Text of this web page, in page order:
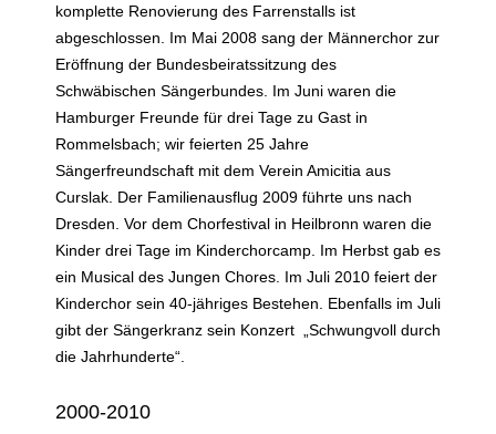
komplette Renovierung des Farrenstalls ist
abgeschlossen. Im Mai 2008 sang der Männerchor zur
Eröffnung der Bundesbeiratssitzung des
Schwäbischen Sängerbundes. Im Juni waren die
Hamburger Freunde für drei Tage zu Gast in
Rommelsbach; wir feierten 25 Jahre
Sängerfreundschaft mit dem Verein Amicitia aus
Curslak. Der Familienausflug 2009 führte uns nach
Dresden. Vor dem Chorfestival in Heilbronn waren die
Kinder drei Tage im Kinderchorcamp. Im Herbst gab es
ein Musical des Jungen Chores. Im Juli 2010 feiert der
Kinderchor sein 40-jähriges Bestehen. Ebenfalls im Juli
gibt der Sängerkranz sein Konzert „Schwungvoll durch
die Jahrhunderte“.
2000-2010